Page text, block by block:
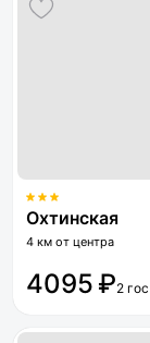
Охтинская
4 км от центра
4095 ₽2